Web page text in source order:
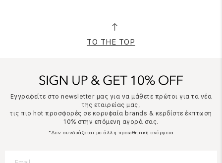
TO THE TOP
Εγγραφείτε στο newsletter μας για να μάθετε πρώτοι για τα νέα
της εταιρείας μας,
τις πιο hot προσφορές σε κορυφαία brands & κερδίστε έκπτωση
10% στην επόμενη αγορά σας.
*Δεν συνδυάζεται με άλλη προωθητική ενέργεια